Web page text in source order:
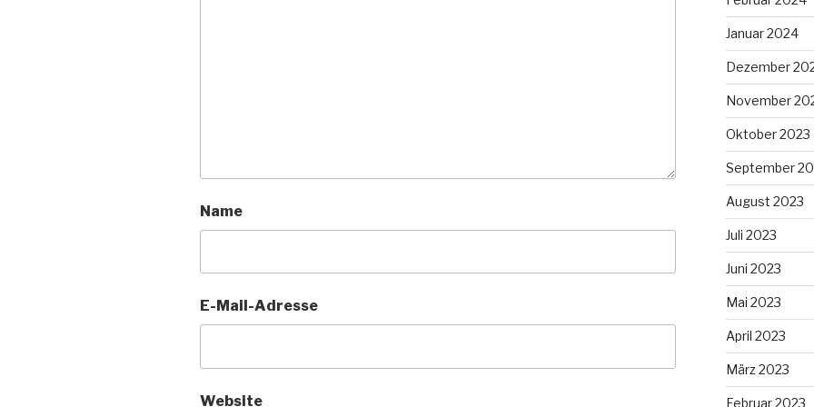
Name
E-Mail-Adresse
Website
Januar 2024
Dezember
November
Oktober 2023
September
August 2023
Juli 2023
Juni 2023
Mai 2023
April 2023
März 2023
Februar 2023